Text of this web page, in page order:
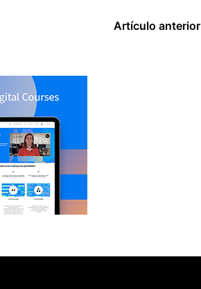
Artículo anterior